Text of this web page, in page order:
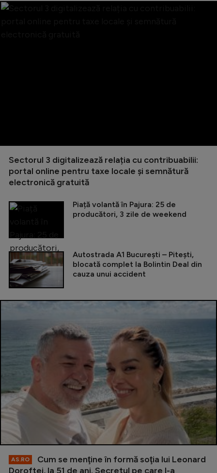
Sectorul 3 digitalizează relația cu contribuabilii:
portal online pentru taxe locale și semnătură
electronică gratuită
Piață volantă în Pajura: 25 de
producători, 3 zile de weekend
Autostrada A1 București – Pitești,
blocată complet la Bolintin Deal din
cauza unui accident
AS.RO
Cum se menţine în formă soţia lui Leonard
Doroftei, la 51 de ani. Secretul pe care l-a